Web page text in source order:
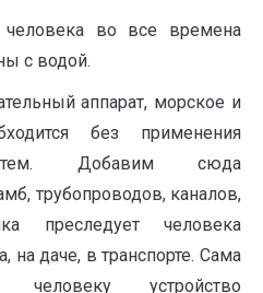
во все времена
с водой.
аппарат, морское и
без применения
Добавим сюда
трубопроводов, каналов,
преследует человека
на даче, в транспорте. Сама
человеку устройство